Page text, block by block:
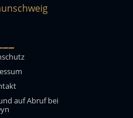
auf Abruf bei